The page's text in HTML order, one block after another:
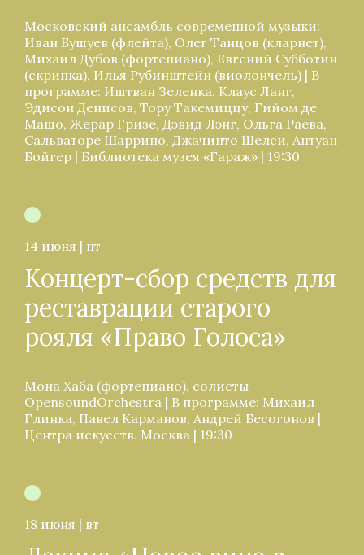
Московский ансамбль современной музыки:
Иван Бушуев (флейта), Олег Танцов (кларнет),
Михаил Дубов (фортепиано), Евгений Субботин
(скрипка), Илья Рубинштейн (виолончель) | В
программе: Иштван Зеленка, Клаус Ланг,
Эдисон Денисов, Тору Такемиццу, Гийом де
Машо, Жерар Гризе, Дэвид Лэнг, Ольга Раева,
Сальваторе Шаррино, Джачинто Шелси, Антуан
Бойгер | Библиотека музея «Гараж» | 19:30
14 июня | пт
Концерт-сбор средств для
реставрации старого
рояля «Право Голоса»
Мона Хаба (фортепиано), солисты
OpensoundOrchestra | В программе: Михаил
Глинка, Павел Карманов, Андрей Бесогонов |
Центра искусств. Москва | 19:30
18 июня | вт